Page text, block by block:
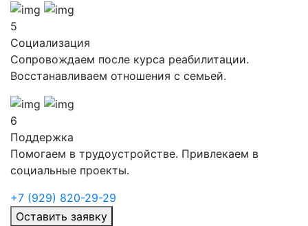
5
Социализация
Сопровождаем после курса реабилитации.
Восстанавливаем отношения с семьей.
6
Поддержка
Помогаем в трудоустройстве. Привлекаем в
социальные проекты.
+7 (929) 820-29-29
Оставить заявку